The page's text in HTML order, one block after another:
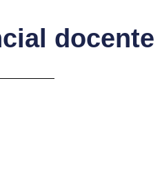
docente